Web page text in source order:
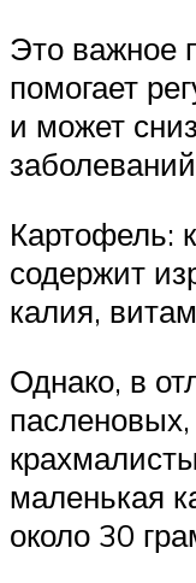
Это важное
помогает
и может
Картофель:
содержит
калия,
Однако, в
маленькая
около 30